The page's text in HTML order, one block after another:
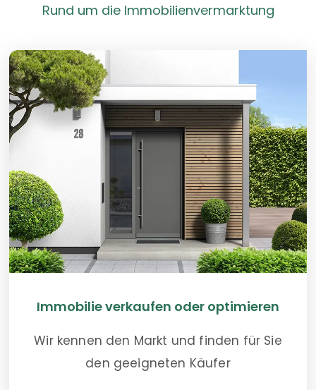
Rund um die Immobilienvermarktung
Immobilie verkaufen oder optimieren
Wir kennen den Markt und finden für Sie
den geeigneten Käufer